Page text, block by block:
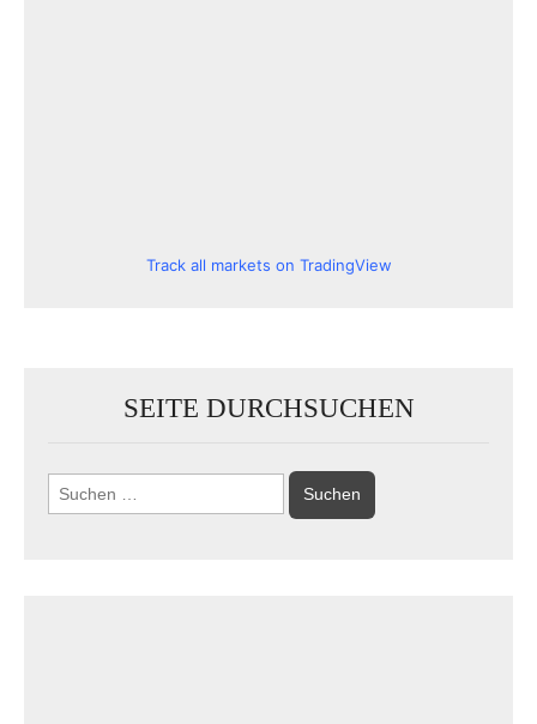
Track all markets on TradingView
SEITE DURCHSUCHEN
Suchen
nach: